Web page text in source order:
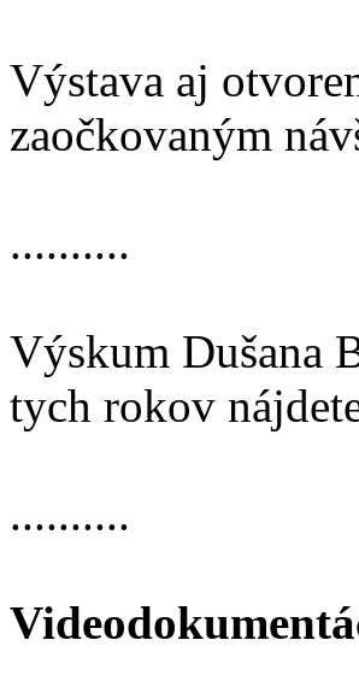
Výstava aj
zaočkovaným
..........
Výskum Dušana
tych rokov
..........